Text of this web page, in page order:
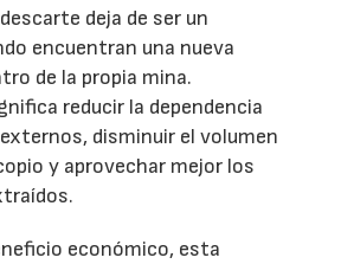
deja de ser un
encuentran una nueva
de la propia mina.
reducir la dependencia
disminuir el volumen
y aprovechar mejor los
económico, esta